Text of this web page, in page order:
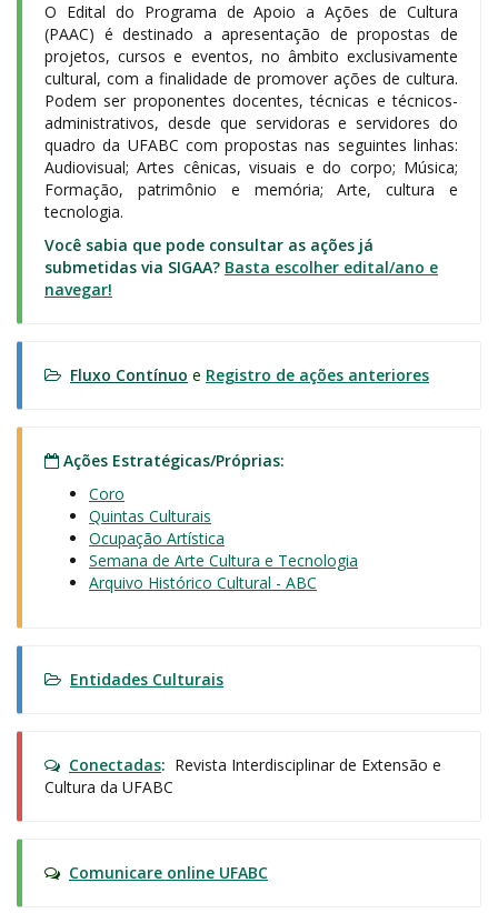
O Edital do Programa de Apoio a Ações de Cultura
(PAAC) é destinado a apresentação de propostas de
projetos, cursos e eventos, no âmbito exclusivamente
cultural, com a finalidade de promover ações de cultura.
Podem ser proponentes docentes, técnicas e técnicos-
administrativos, desde que servidoras e servidores do
quadro da UFABC com propostas nas seguintes linhas:
Audiovisual; Artes cênicas, visuais e do corpo; Música;
Formação, patrimônio e memória; Arte, cultura e
tecnologia.
Você sabia que pode consultar as ações já
submetidas via SIGAA? Basta escolher edital/ano e
navegar!
Fluxo Contínuo e Registro de ações anteriores
Ações Estratégicas/Próprias:
Coro
Quintas Culturais
Ocupação Artística
Semana de Arte Cultura e Tecnologia
Arquivo Histórico Cultural - ABC
Entidades Culturais
Conectadas: Revista Interdisciplinar de Extensão e
Cultura da UFABC
Comunicare online UFABC